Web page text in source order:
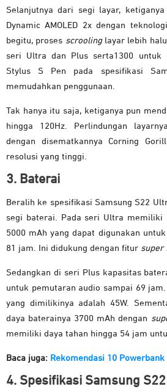
Selanjutnya dari segi layar,
Dynamic AMOLED 2x dengan
begitu, proses scroolinglayar lebih
seri Ultra dan Plus serta1300
Stylus S Pen pada spesifikasi
memudahkan penggunaan.
Tak hanya itu saja, ketiganya pun
hingga 120Hz. Perlindungan
dengan disematkannya Corning
resolusi yang tinggi.
3. Baterai
Beralih ke spesifikasi Samsung S22
segi baterai. Pada seri Ultra memiliki
5000 mAh yang dapat digunakan
81 jam. Ini didukung dengan fitur super
Sedangkan di seri Plus kapasitas
untuk pemutaran audio sampai 69
yang dimilikinya adalah 45W.
daya baterainya 3700 mAh dengan
memiliki daya tahan hingga 54 jam
Baca juga: Rekomendasi 10
4. Spesifikasi Samsung